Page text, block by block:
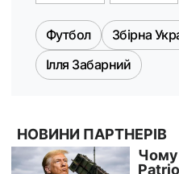
Футбол
Збірна
Ілля Забарний